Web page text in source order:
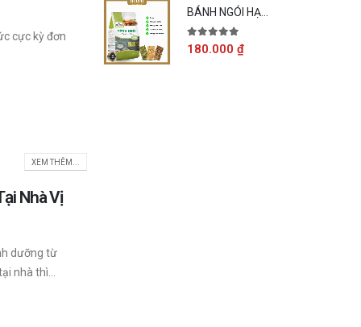
cực kỳ đơn
XEM THÊM...
Nhà Vị
dưỡng từ
nhà thì...
5.00 out of 5
180.000 ₫